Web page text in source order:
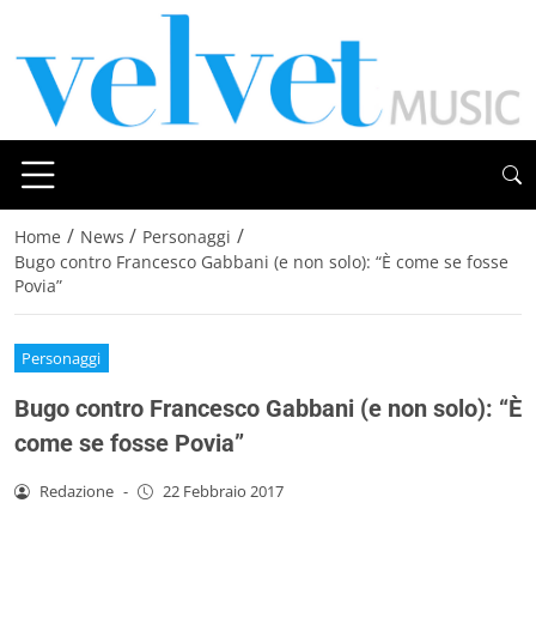
Home / News / Personaggi /
Bugo contro Francesco Gabbani (e non solo): “È come se fosse
Povia”
Personaggi
Bugo contro Francesco Gabbani (e non solo): “È
come se fosse Povia”
Redazione - 22 Febbraio 2017